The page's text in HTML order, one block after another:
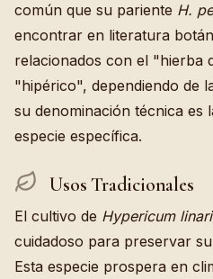
común que su pariente H.
encontrar en literatura
relacionados con el "hierba
"hipérico", dependiendo de
su denominación técnica es
especie específica.
Usos Tradicionales
El cultivo de Hypericum
cuidadoso para preservar
Esta especie prospera en